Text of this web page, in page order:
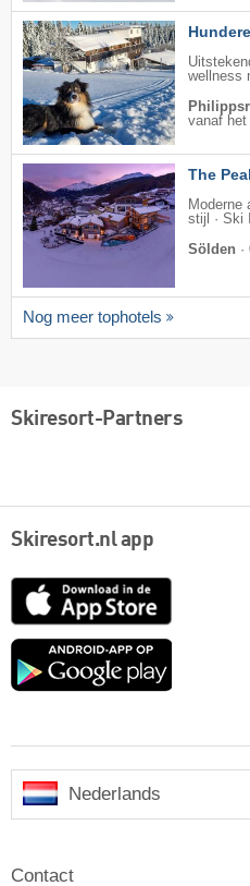
wellness
vanaf het
The
Moderne
stijl · Ski
Sölden ·
Nog meer tophotels
Skiresort-Partners
Skiresort.nl app
App
Google
Nederlands
Contact